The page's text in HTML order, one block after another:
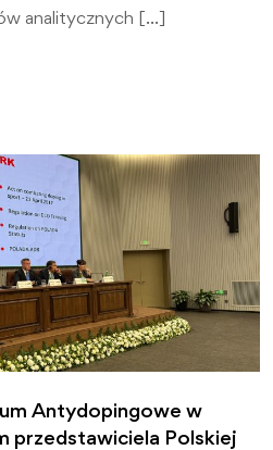
analitycznych […]
Antydopingowe w
przedstawiciela Polskiej